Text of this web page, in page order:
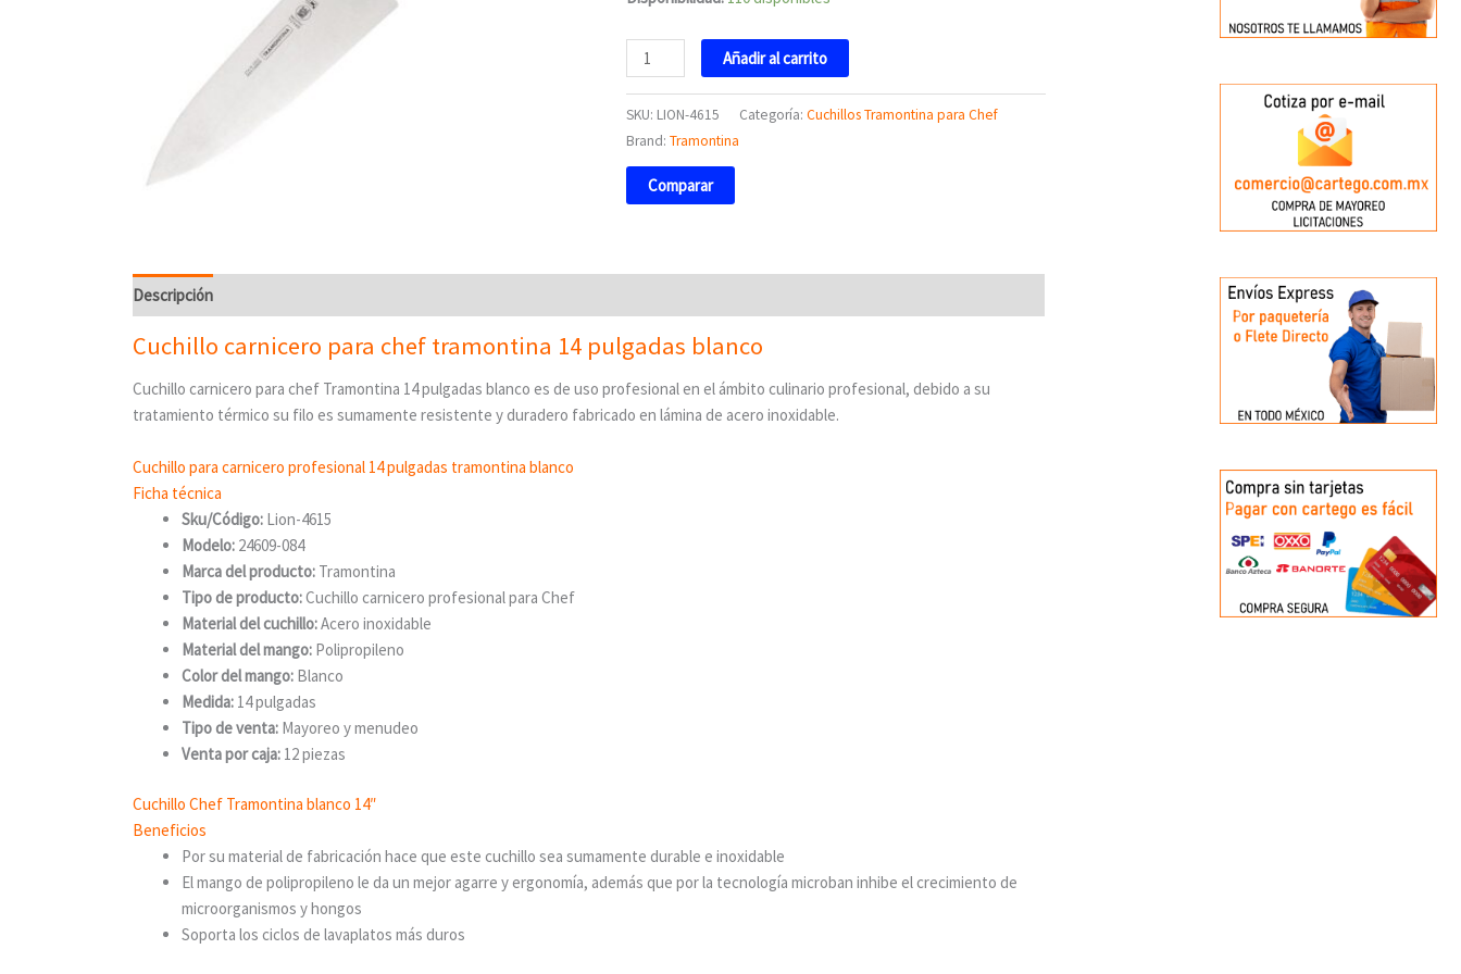
Añadir al carrito
SKU: LION-4615 Categoría: Cuchillos Tramontina para Chef
Brand: Tramontina
Comparar
Descripción
Cuchillo carnicero para chef tramontina 14 pulgadas blanco
Cuchillo carnicero para chef Tramontina 14 pulgadas blanco es de uso profesional en el ámbito culinario profesional, debido a su
tratamiento térmico su filo es sumamente resistente y duradero fabricado en lámina de acero inoxidable.
Cuchillo para carnicero profesional 14 pulgadas tramontina blanco
Ficha técnica
Sku/Código: Lion-4615
Modelo: 24609-084
Marca del producto: Tramontina
Tipo de producto:Cuchillo carnicero profesional para Chef
Material del cuchillo:Acero inoxidable
Material del mango: Polipropileno
Color del mango: Blanco
Medida: 14 pulgadas
Tipo de venta: Mayoreo y menudeo
Venta por caja: 12 piezas
Cuchillo Chef Tramontina blanco 14″
Beneficios
Por su material de fabricación hace que este cuchillo sea sumamente durable e inoxidable
El mango de polipropileno le da un mejor agarre y ergonomía, además que por la tecnología microban inhibe el crecimiento de
microorganismos y hongos
Soporta los ciclos de lavaplatos más duros